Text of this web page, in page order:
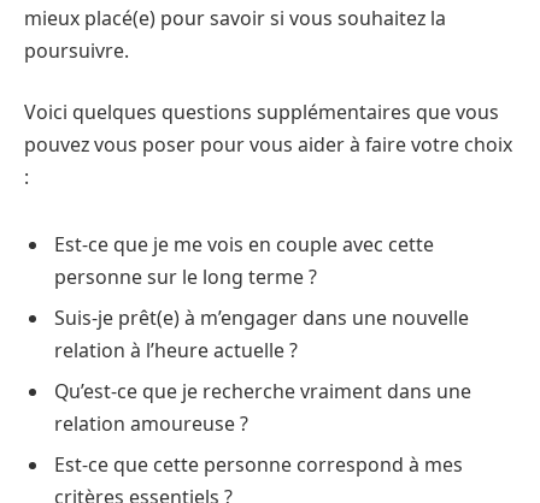
mieux placé(e) pour savoir si vous souhaitez la
poursuivre.
Voici quelques questions supplémentaires que vous
pouvez vous poser pour vous aider à faire votre choix
:
Est-ce que je me vois en couple avec cette
personne sur le long terme ?
Suis-je prêt(e) à m’engager dans une nouvelle
relation à l’heure actuelle ?
Qu’est-ce que je recherche vraiment dans une
relation amoureuse ?
Est-ce que cette personne correspond à mes
critères essentiels ?